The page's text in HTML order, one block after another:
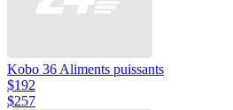
Kobo 36 Aliments puissants
$192
$257